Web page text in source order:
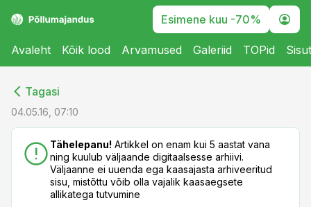
Esimene kuu -70%
Avaleht Kõik lood Arvamused Galeriid TOPid
Tagasi
04.05.16, 07:10
Tähelepanu! Artikkel on enam kui 5 aastat vana
ning kuulub väljaande digitaalsesse arhiivi.
Väljaanne ei uuenda ega kaasajasta arhiveeritud
sisu, mistõttu võib olla vajalik kaasaegsete
allikatega tutvumine